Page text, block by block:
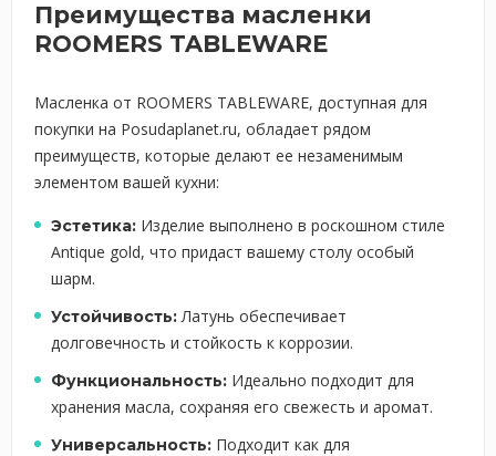
Преимущества масленки
ROOMERS TABLEWARE
Масленка от ROOMERS TABLEWARE, доступная для
покупки на Posudaplanet.ru, обладает рядом
преимуществ, которые делают ее незаменимым
элементом вашей кухни:
Эстетика: Изделие выполнено в роскошном стиле
Antique gold, что придаст вашему столу особый
шарм.
Устойчивость:Латунь обеспечивает
долговечность и стойкость к коррозии.
Функциональность: Идеально подходит для
хранения масла, сохраняя его свежесть и аромат.
Универсальность: Подходит как для